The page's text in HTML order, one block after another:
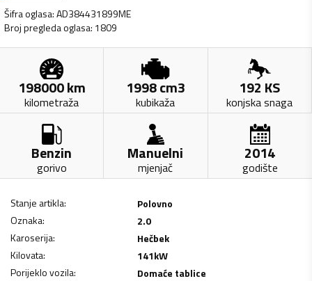
Šifra oglasa:AD384431899ME
Broj pregleda oglasa: 1809
198000km
kilometraža
1998cm3
kubikaža
192 KS
konjska snaga
Benzin
gorivo
Manuelni
mjenjač
2014
godište
Stanje artikla:
Polovno
Oznaka:
2.0
Karoserija:
Hečbek
Kilovata: 141kW
Porijeklo vozila:
Domaće tablice